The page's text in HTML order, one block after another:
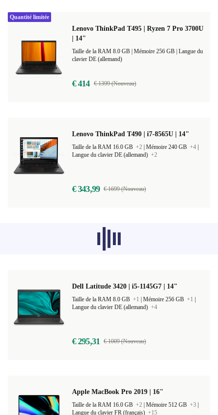
Lenovo ThinkPad T495 | Ryzen 7 Pro 3700U
| 14"
Langue du
clavier DE (allemand)
€ 414 € 1399 (Nouveau)
Quantité limitée
Lenovo ThinkPad T490 | i7-8565U | 14"
Taille de la RAM 16.0 GB +2 Mémoire 240 GB +4
Langue du clavier DE (allemand) +2
€ 343,99 € 1699 (Nouveau)
Les produits recommandés dans d'autres
catégories ne se chargent pas pour le
Dell Latitude 3420 | i5-1145G7 | 14"
Apple MacBook Pro 2019 | 16"